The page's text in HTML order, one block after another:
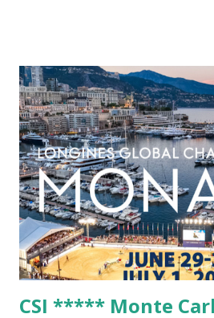
CSI ***** Monte